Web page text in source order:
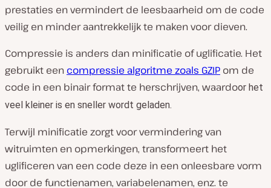
prestaties en vermindert de leesbaarheid om de code
veilig en minder aantrekkelijk te maken voor dieven.
Compressie is anders dan minificatie of uglificatie. Het
gebruikt een compressie algoritme zoals GZIP om de
code in een binair format te herschrijven, waardoor het
veel kleiner is en sneller wordt geladen.
Terwijl minificatie zorgt voor vermindering van
witruimten en opmerkingen, transformeert het
uglificeren van een code deze in een onleesbare vorm
door de functienamen, variabelenamen, enz. te